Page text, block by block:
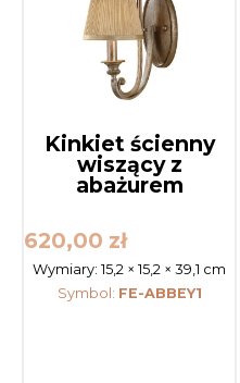
Kinkiet ścienny
wiszący z
abażurem
620,00 zł
Wymiary:15,2 × 15,2 × 39,1 cm
Symbol: FE-ABBEY1